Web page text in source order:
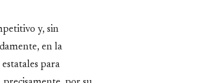
y, sin
en la
para